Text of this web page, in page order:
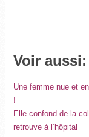
Voir aussi:
Une femme nue et
!
Elle confond de la
retrouve à l’hôpital